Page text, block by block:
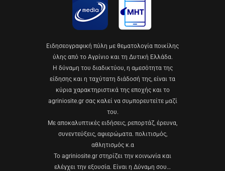
Eιδησεογραφική πύλη με θεματολογία ποικίλης
ύλης από το Αγρίνιο και τη Δυτική Ελλάδα.
Η δύναμη του διαδικτύου, η αμεσότητα της
είδησης και η ταχύτατη διάδοσή της, είναι τα
κύρια χαρακτηριστικά της εποχής και το
agriniosite.gr σας καλεί να συμπορευτείτε μαζί
του.
Με αποκαλυπτικές ειδήσεις, ρεπορτάζ, έρευνα,
συνεντεύξεις, αφιερώματα. πολιτισμός,
αθλητισμός κ.α
Το agriniosite.gr στηρίζει την κοινωνία και
ελέγχει την εξουσία. Είναι η Δύναμη σου…